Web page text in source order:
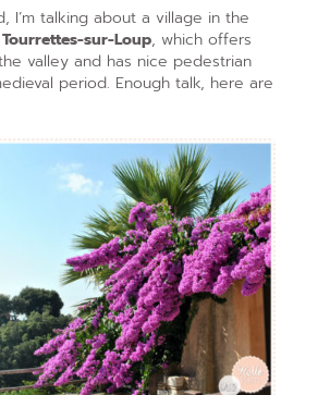
I’m talking about a village in the
Tourrettes-sur-Loup, which offers
valley and has nice pedestrian
period. Enough talk, here are